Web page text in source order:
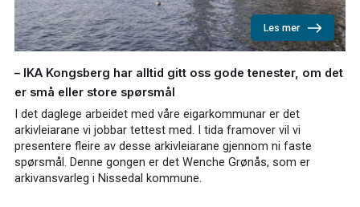
Les mer
– IKA Kongsberg har alltid gitt oss gode tenester, om det
er små eller store spørsmål
I det daglege arbeidet med våre eigarkommunar er det
arkivleiarane vi jobbar tettest med. I tida framover vil vi
presentere fleire av desse arkivleiarane gjennom ni faste
spørsmål. Denne gongen er det Wenche Grønås, som er
arkivansvarleg i Nissedal kommune.